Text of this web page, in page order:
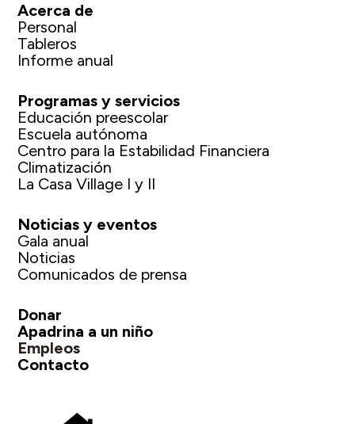
Acerca de
Personal
Tableros
Informe anual
Programas y servicios
Educación preescolar
Escuela autónoma
Centro para la Estabilidad Financiera
Climatización
La Casa Village I y II
Noticias y eventos
Gala anual
Noticias
Comunicados de prensa
Donar
Apadrina a un niño
Empleos
Contacto